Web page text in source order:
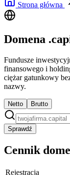
Strona główna
Domena
Fundusze
finansowego i
ciężar gatunkowy
nazwy.
Netto Brutto
Sprawdź
Cennik
Rejestracja